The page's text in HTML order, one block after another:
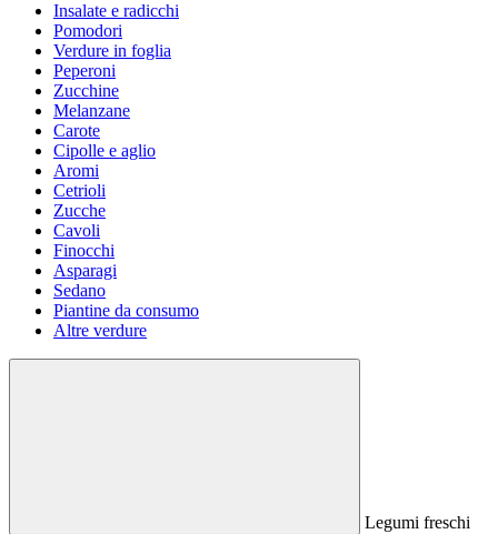
Insalate e radicchi
Pomodori
Verdure in foglia
Peperoni
Zucchine
Melanzane
Carote
Cipolle e aglio
Aromi
Cetrioli
Zucche
Cavoli
Finocchi
Asparagi
Sedano
Piantine da consumo
Altre verdure
Legumi freschi